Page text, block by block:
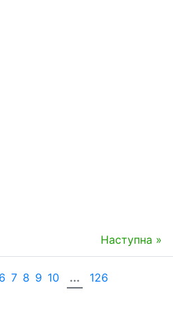
Наступна »
6 7 8 9 10 ... 126